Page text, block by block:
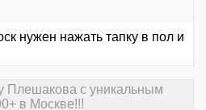
нужен нажать тапку в пол и
Плешакова с уникальным
в Москве!!!